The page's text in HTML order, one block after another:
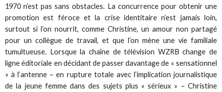
1970 n’est pas sans obstacles. La concurrence pour obtenir une
promotion est féroce et la crise identitaire n’est jamais loin,
surtout si l’on nourrit, comme Christine, un amour non partagé
pour un collègue de travail, et que l’on mène une vie familiale
tumultueuse. Lorsque la chaîne de télévision WZRB change de
ligne éditoriale en décidant de passer davantage de « sensationnel
» à l’antenne – en rupture totale avec l’implication journalistique
de la jeune femme dans des sujets plus « sérieux » – Christine